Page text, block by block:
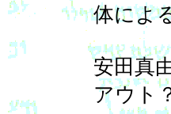
体によ
安田真
アウト